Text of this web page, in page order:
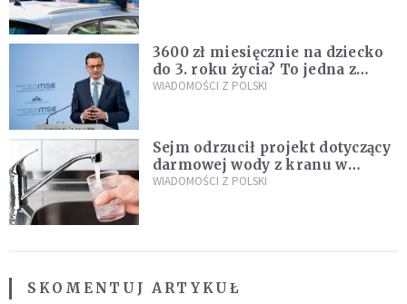
3600 zł miesięcznie na dziecko
do 3. roku życia? To jedna z
propozycji programu "Rozwój
WIADOMOŚCI Z POLSKI
Sejm odrzucił projekt dotyczący
darmowej wody z kranu w
restauracjach
WIADOMOŚCI Z POLSKI
SKOMENTUJ ARTYKUŁ